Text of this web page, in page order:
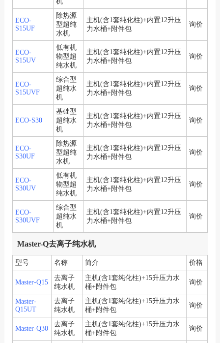
ECO-
S15UF
除热源
型超纯
水机
主机(含1套纯化柱)+内置12升压
力水桶+附件包
询价
ECO-
S15UV
低有机
物型超
纯水机
主机(含1套纯化柱)+内置12升压
力水桶+附件包
询价
ECO-
S15UVF
综合型
超纯水
机
主机(含1套纯化柱)+内置12升压
力水桶+附件包
询价
ECO-S30
基础型
超纯水
机
主机(含1套纯化柱)+内置12升压
力水桶+附件包
询价
ECO-
S30UF
除热源
型超纯
水机
主机(含1套纯化柱)+内置12升压
力水桶+附件包
询价
ECO-
S30UV
低有机
物型超
纯水机
主机(含1套纯化柱)+内置12升压
力水桶+附件包
询价
ECO-
S30UVF
综合型
超纯水
机
主机(含1套纯化柱)+内置12升压
力水桶+附件包
询价
Master-Q去离子纯水机
型号 名称 简介 价格
Master-Q15
去离子
纯水机
主机(含1套纯化柱)+15升压力水
桶+附件包
询价
Master-
Q15UT
去离子
纯水机
主机(含1套纯化柱)+15升压力水
桶+附件包
询价
Master-Q30
去离子
纯水机
主机(含1套纯化柱)+15升压力水
桶+附件包
询价